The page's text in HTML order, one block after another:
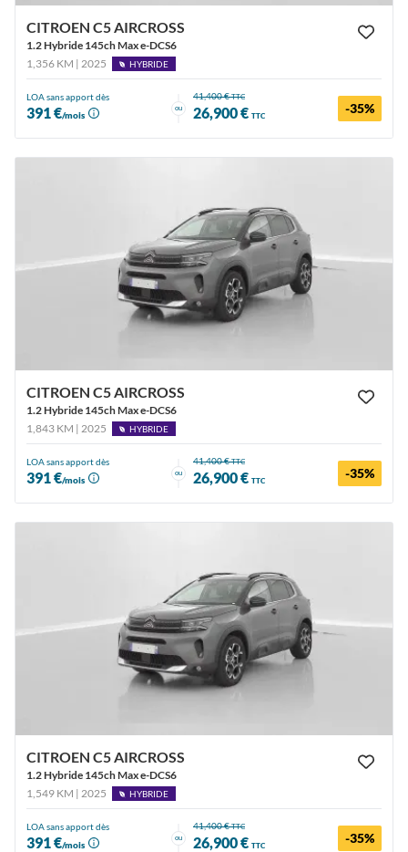
CITROEN C5 AIRCROSS
1.2 Hybride 145ch Max e-DCS6
1,356 KM | 2025
HYBRIDE
LOA sans apport dès
391 €/mois
ou
41,400 €TTC
26,900 € TTC -35%
CITROEN C5 AIRCROSS
1.2 Hybride 145ch Max e-DCS6
1,843 KM | 2025
HYBRIDE
LOA sans apport dès
391 €/mois
ou
41,400 €TTC
26,900 € TTC -35%
CITROEN C5 AIRCROSS
1.2 Hybride 145ch Max e-DCS6
1,549 KM | 2025
HYBRIDE
LOA sans apport dès
391 €/mois
ou
41,400 €TTC
26,900 € TTC -35%